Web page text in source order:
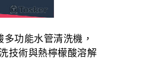
功能水管清洗機，
技術與熱檸檬酸溶解